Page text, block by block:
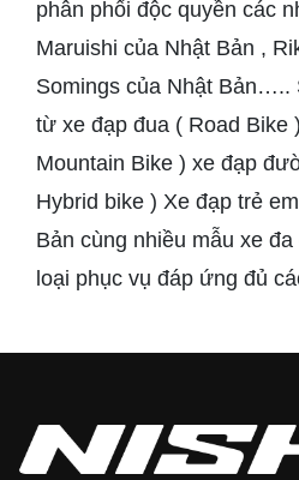
phân phối độc quyền các
Maruishi của Nhật Bản ,
Somings của Nhật Bản…..
từ xe đạp đua ( Road Bike )
Mountain Bike ) xe đạp
Hybrid bike ) Xe đạp trẻ
Bản cùng nhiều mẫu xe
loại phục vụ đáp ứng đủ